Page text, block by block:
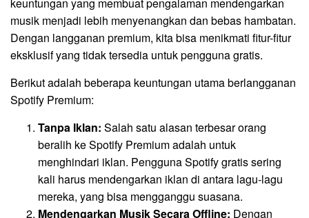
musik menjadi lebih menyenangkan dan bebas hambatan.
Dengan langganan premium, kita bisa menikmati fitur-fitur
eksklusif yang tidak tersedia untuk pengguna gratis.
Berikut adalah beberapa keuntungan utama berlangganan
Spotify Premium:
Tanpa Iklan: Salah satu alasan terbesar orang
beralih ke Spotify Premium adalah untuk
menghindari iklan. Pengguna Spotify gratis sering
kali harus mendengarkan iklan di antara lagu-lagu
mereka, yang bisa mengganggu suasana.
Mendengarkan Musik Secara Offline: Dengan